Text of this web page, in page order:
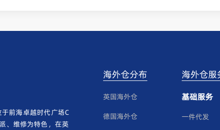
前海卓越时代广场C
、维修为特色，在英
海外仓分布
英国海外仓
德国海外仓
海外仓服
基础服务
一件代发